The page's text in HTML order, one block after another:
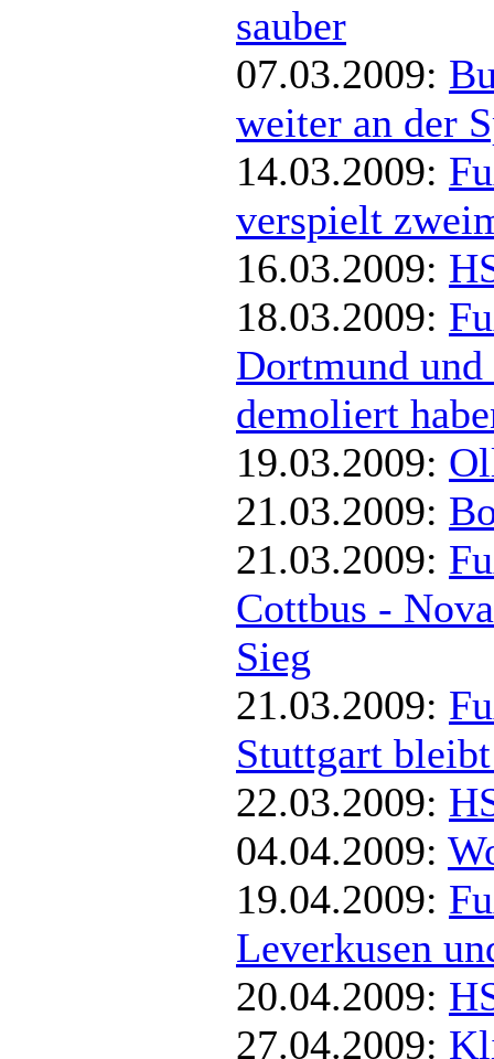
sauber
07.03.2009:
weiter an der
14.03.2009:
verspielt
16.03.2009:
18.03.2009:
Dortmund
demoliert
19.03.2009:
21.03.2009:
21.03.2009:
Cottbus -
Sieg
21.03.2009:
Stuttgart
22.03.2009:
04.04.2009:
19.04.2009:
Leverkusen
20.04.2009:
27.04.2009: